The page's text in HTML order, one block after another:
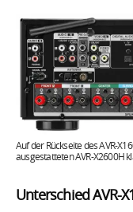
Auf der Rückseite des AVR-
ausgestatteten AVR-X2600H
Unterschied AVR-